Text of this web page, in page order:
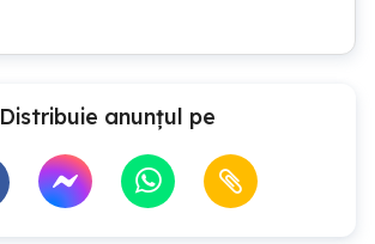
Distribuie anunțul pe